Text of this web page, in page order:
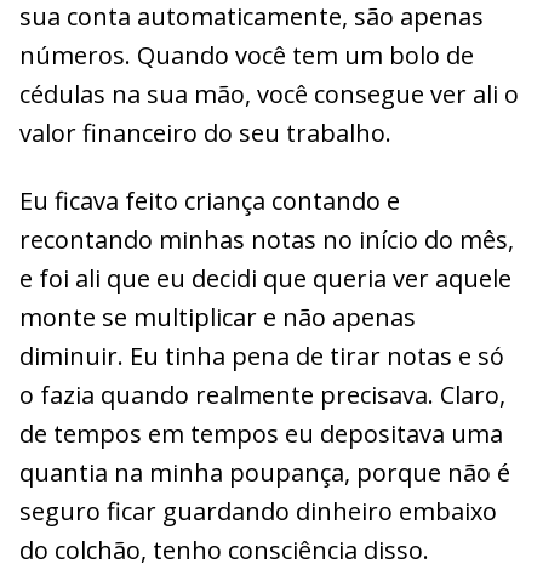
sua conta automaticamente, são apenas
números. Quando você tem um bolo de
cédulas na sua mão, você consegue ver ali o
valor financeiro do seu trabalho.
Eu ficava feito criança contando e
recontando minhas notas no início do mês,
e foi ali que eu decidi que queria ver aquele
monte se multiplicar e não apenas
diminuir. Eu tinha pena de tirar notas e só
o fazia quando realmente precisava. Claro,
de tempos em tempos eu depositava uma
quantia na minha poupança, porque não é
seguro ficar guardando dinheiro embaixo
do colchão, tenho consciência disso.